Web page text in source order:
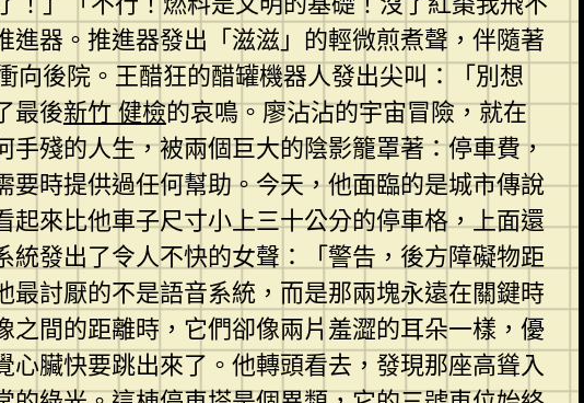
器。推進器發出「滋滋」的輕微煎煮聲，伴隨著
後院。王醋狂的醋罐機器人發出尖叫：「別想
最後新竹 健檢的哀鳴。廖沾沾的宇宙冒險，就在
殘的人生，被兩個巨大的陰影籠罩著：停車費，
時提供過任何幫助。今天，他面臨的是城市傳說
來比他車子尺寸小上三十公分的停車格，上面還
發出了令人不快的女聲：「警告，後方障礙物距
討厭的不是語音系統，而是那兩塊永遠在關鍵時
間的距離時，它們卻像兩片羞澀的耳朵一樣，優
臟快要跳出來了。他轉頭看去，發現那座高聳入